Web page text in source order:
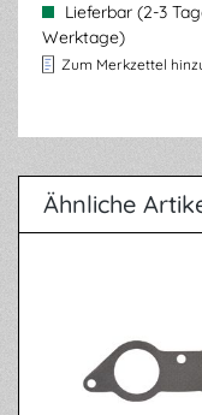
Lieferbar (2-3
Werktage)
Zum Merkzettel
Ähnliche
Produktgalerie